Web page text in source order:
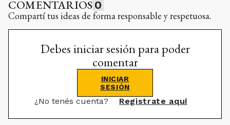
COMENTARIOS 0
Compartí tus ideas de forma responsable y respetuosa.
Debes iniciar sesión para poder
comentar
INICIAR
SESIÓN
¿No tenés cuenta? Registrate aquí